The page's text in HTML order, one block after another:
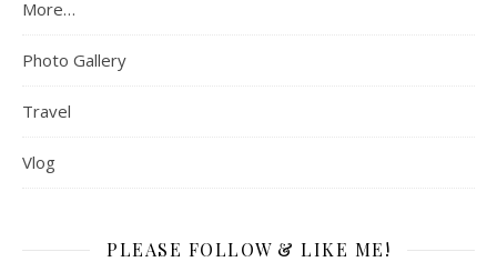
More…
Photo Gallery
Travel
Vlog
PLEASE FOLLOW & LIKE ME!